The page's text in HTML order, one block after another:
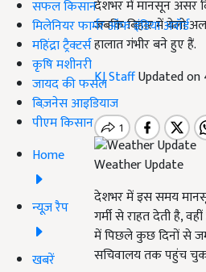
सफल किसान
मिलेनियर फार्मर ऑफ इंडिया अवॉर्ड
महिंद्रा ट्रैक्टर्स
कृषि मशीनरी
जायद की फसल
बिज़नेस आइडियाज
पीएम किसान
Home
न्यूज़ रैप
खबरें
देशभर में मानसून असर
जबकि बिहार में येलो
हालात गंभीर बने हुए हैं.
KJ StaffUpdated on
Weather Update
देशभर में इस समय
गर्मी से राहत देती है,
में पिछले कुछ दिनों से
सचिवालय तक पहुंच